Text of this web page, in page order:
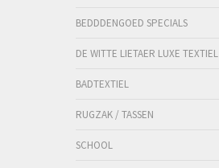
BEDDDENGOED SPECIALS
DE WITTE LIETAER LUXE TEXTIEL
BADTEXTIEL
RUGZAK / TASSEN
SCHOOL